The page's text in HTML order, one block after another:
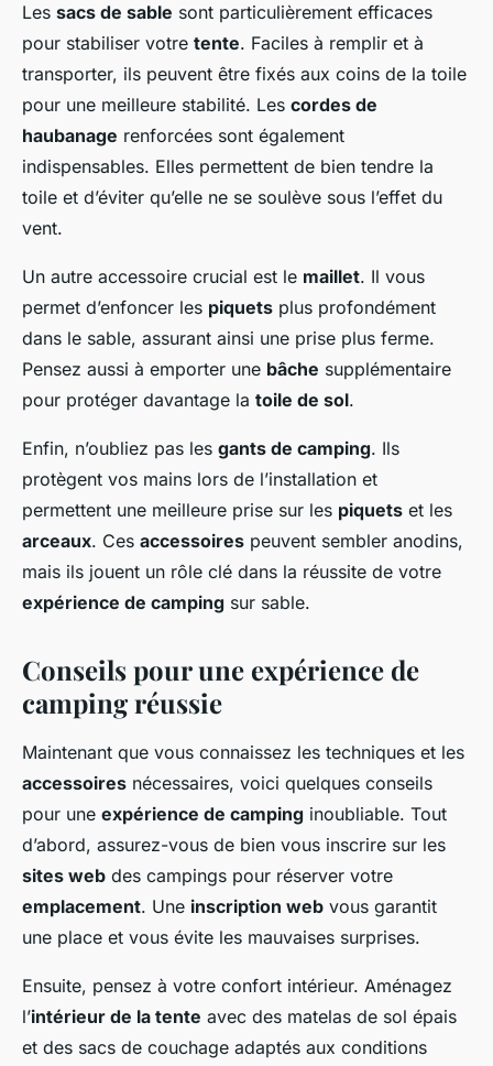
Les sacs de sable sont particulièrement efficaces
pour stabiliser votre tente. Faciles à remplir et à
transporter, ils peuvent être fixés aux coins de la toile
pour une meilleure stabilité. Les cordes de
haubanage renforcées sont également
indispensables. Elles permettent de bien tendre la
toile et d’éviter qu’elle ne se soulève sous l’effet du
vent.
Un autre accessoire crucial est le maillet. Il vous
permet d’enfoncer les piquets plus profondément
dans le sable, assurant ainsi une prise plus ferme.
Pensez aussi à emporter une bâche supplémentaire
pour protéger davantage la toile de sol.
Enfin, n’oubliez pas les gants de camping. Ils
protègent vos mains lors de l’installation et
permettent une meilleure prise sur les piquets et les
arceaux. Ces accessoires peuvent sembler anodins,
mais ils jouent un rôle clé dans la réussite de votre
expérience de camping sur sable.
Conseils pour une expérience de
camping réussie
Maintenant que vous connaissez les techniques et les
accessoires nécessaires, voici quelques conseils
pour une expérience de camping inoubliable. Tout
d’abord, assurez-vous de bien vous inscrire sur les
sites web des campings pour réserver votre
emplacement. Une inscription web vous garantit
une place et vous évite les mauvaises surprises.
Ensuite, pensez à votre confort intérieur. Aménagez
l’intérieur de la tente avec des matelas de sol épais
et des sacs de couchage adaptés aux conditions